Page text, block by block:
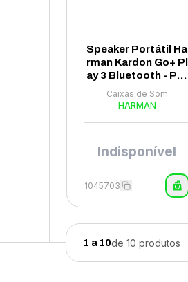
Speaker Portátil Ha
rman Kardon Go+ Pl
ay 3 Bluetooth - Pre
to
Caixas de Som
HARMAN
Indisponível
1045703
1 a 10de10 produtos